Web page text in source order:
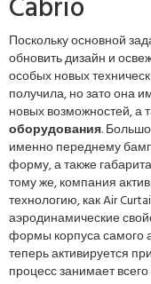
Cabrio
Поскольку основной
обновить дизайн и
особых новых
получила, но зато она
новых возможностей, а
оборудования.
именно переднему
форму, а также
тому же, компания
технологию, как Air
аэродинамические
формы корпуса самого
теперь активируется
процесс занимает